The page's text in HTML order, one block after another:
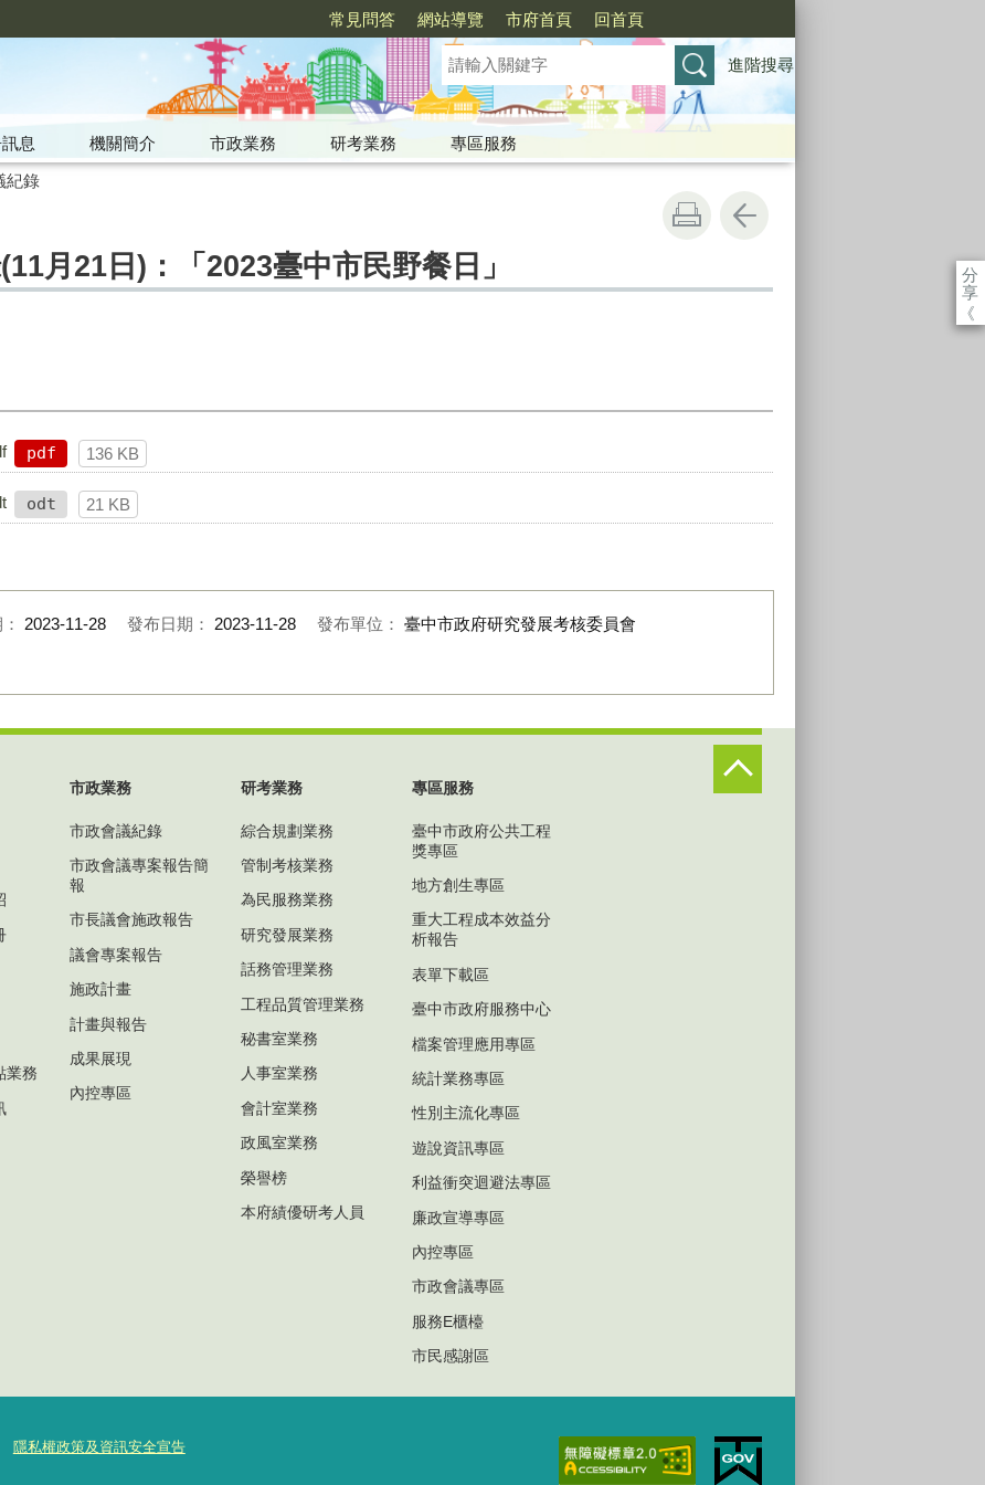
常見問答 網站導覽 市府首頁 回首頁
進階搜尋
息 機關簡介 市政業務 研考業務
專區服務
紀錄
分
享
《
月21日)：「2023臺中市民野餐日」
pdf 136 KB
odt 21 KB
2023-11-28 發布日期： 2023-11-28 發布單位： 臺中市政府研究發展考核委員會
業務
市政業務
市政會議紀錄
市政會議專案報告簡
報
市長議會施政報告
議會專案報告
施政計畫
計畫與報告
成果展現
內控專區
研考業務
綜合規劃業務
管制考核業務
為民服務業務
研究發展業務
話務管理業務
工程品質管理業務
秘書室業務
人事室業務
會計室業務
政風室業務
榮譽榜
本府績優研考人員
專區服務
臺中市政府公共工程
獎專區
地方創生專區
重大工程成本效益分
析報告
表單下載區
臺中市政府服務中心
檔案管理應用專區
統計業務專區
性別主流化專區
遊說資訊專區
利益衝突迴避法專區
廉政宣導專區
內控專區
市政會議專區
服務E櫃檯
市民感謝區
隱私權政策及資訊安全宣告